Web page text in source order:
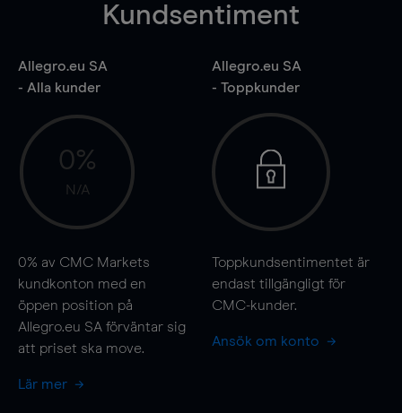
Kundsentiment
Allegro.eu SA
- Alla kunder
0%
N/A
0% av CMC Markets
kundkonton med en
öppen position på
Allegro.eu SA förväntar sig
att priset ska move.
Lär mer
Allegro.eu SA
- Toppkunder
Toppkundsentimentet är
endast tillgängligt för
CMC-kunder.
Ansök om konto